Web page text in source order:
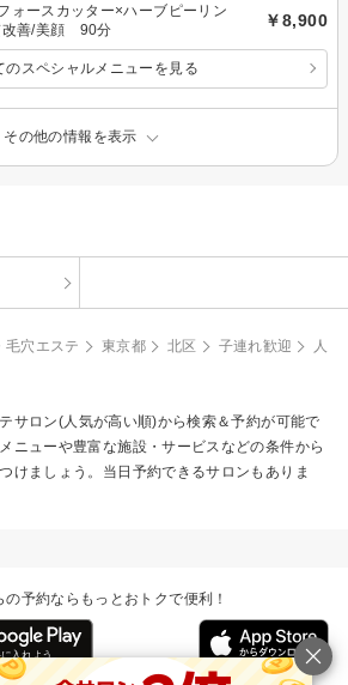
ォースカッター×ハーブピーリン
善/美顔 90分
￥8,900
のスペシャルメニューを見る
その他の情報を表示
毛穴エステ 東京都 北区 子連れ歓迎
人
サロン(人気が高い順)から検索＆予約が可能で
ニューや豊富な施設・サービスなどの条件から
けましょう。当日予約できるサロンもありま
の予約ならもっとおトクで便利！